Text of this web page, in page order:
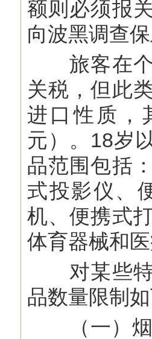
额则必须报
向波黑调查
旅客在个
关税，但此
进口性质，
元）。18岁
品范围包括
式投影仪、
机、便携式
体育器械和
对某些特
品数量限制
（一）烟